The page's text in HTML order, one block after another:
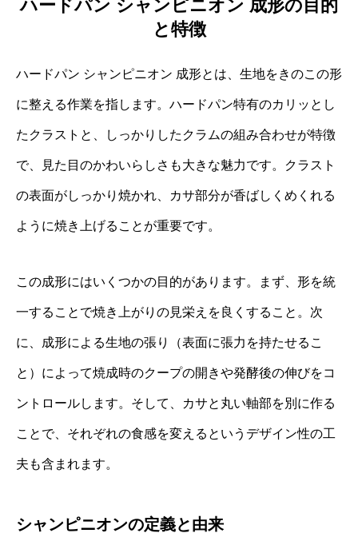
ハードパン シャンピニオン 成形の目的
と特徴
ハードパン シャンピニオン 成形とは、生地をきのこの形
に整える作業を指します。ハードパン特有のカリッとし
たクラストと、しっかりしたクラムの組み合わせが特徴
で、見た目のかわいらしさも大きな魅力です。クラスト
の表面がしっかり焼かれ、カサ部分が香ばしくめくれる
ように焼き上げることが重要です。
この成形にはいくつかの目的があります。まず、形を統
一することで焼き上がりの見栄えを良くすること。次
に、成形による生地の張り（表面に張力を持たせるこ
と）によって焼成時のクープの開きや発酵後の伸びをコ
ントロールします。そして、カサと丸い軸部を別に作る
ことで、それぞれの食感を変えるというデザイン性の工
夫も含まれます。
シャンピニオンの定義と由来